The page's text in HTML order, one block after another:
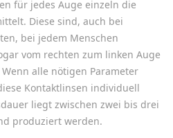
für jedes Auge einzeln die
Diese sind, auch bei
bei jedem Menschen
vom rechten zum linken Auge
alle nötigen Parameter
Kontaktlinsen individuell
liegt zwischen zwei bis drei
produziert werden.